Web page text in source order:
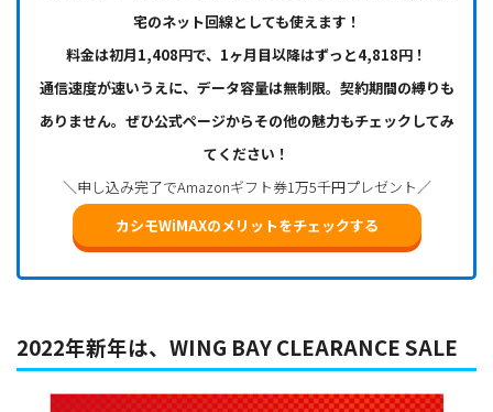
宅のネット回線としても使えます！
料金は初月1,408円で、1ヶ月目以降はずっと4,818円！
通信速度が速いうえに、データ容量は無制限。契約期間の縛りも
ありません。ぜひ公式ページからその他の魅力もチェックしてみ
てください！
＼申し込み完了でAmazonギフト券1万5千円プレゼント／
カシモWiMAXのメリットをチェックする
2022年新年は、WING BAY CLEARANCE SALE